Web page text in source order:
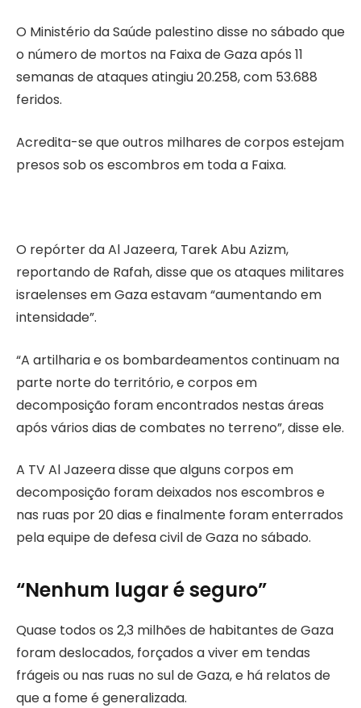
O Ministério da Saúde palestino disse no sábado que
o número de mortos na Faixa de Gaza após 11
semanas de ataques atingiu 20.258, com 53.688
feridos.
Acredita-se que outros milhares de corpos estejam
presos sob os escombros em toda a Faixa.
O repórter da Al Jazeera, Tarek Abu Azizm,
reportando de Rafah, disse que os ataques militares
israelenses em Gaza estavam “aumentando em
intensidade”.
“A artilharia e os bombardeamentos continuam na
parte norte do território, e corpos em
decomposição foram encontrados nestas áreas
após vários dias de combates no terreno”, disse ele.
A TV Al Jazeera disse que alguns corpos em
decomposição foram deixados nos escombros e
nas ruas por 20 dias e finalmente foram enterrados
pela equipe de defesa civil de Gaza no sábado.
“Nenhum lugar é seguro”
Quase todos os 2,3 milhões de habitantes de Gaza
foram deslocados, forçados a viver em tendas
frágeis ou nas ruas no sul de Gaza, e há relatos de
que a fome é generalizada.